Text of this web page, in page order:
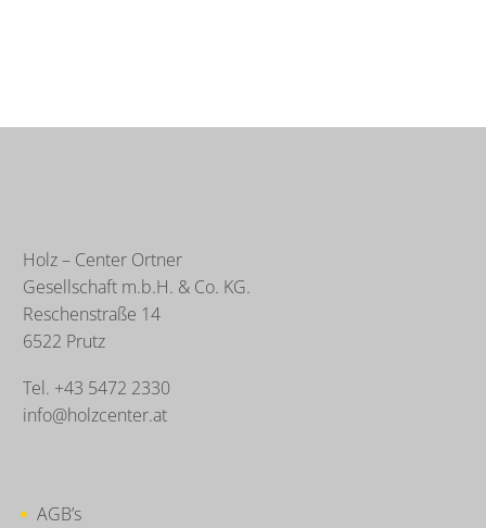
Holz – Center Ortner
Gesellschaft m.b.H. & Co. KG.
Reschenstraße 14
6522 Prutz
Tel. +43 5472 2330
info@holzcenter.at
AGB’s